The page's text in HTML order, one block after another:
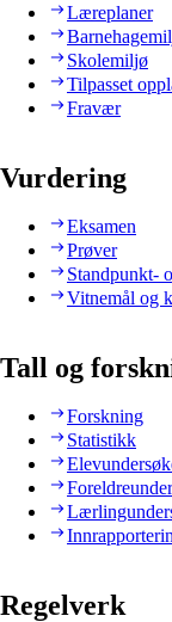
Læreplaner
Skolemiljø
Tilpasset
Fravær
Vurdering
Eksamen
Prøver
Standpunkt-
Vitnemål og
Tall og
Forskning
Statistikk
Regelverk